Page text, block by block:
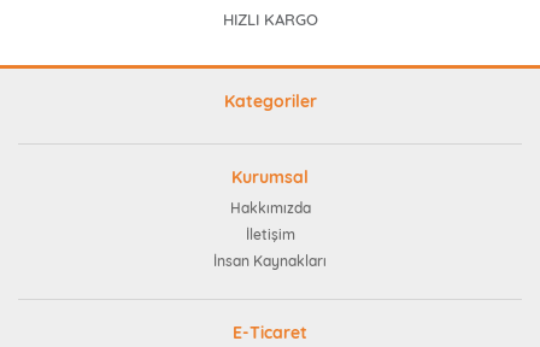
HIZLI KARGO
Kategoriler
Kurumsal
Hakkımızda
İletişim
İnsan Kaynakları
E-Ticaret